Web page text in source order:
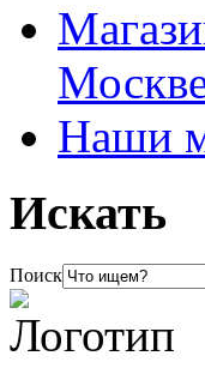
Наши
Искать
Поиск